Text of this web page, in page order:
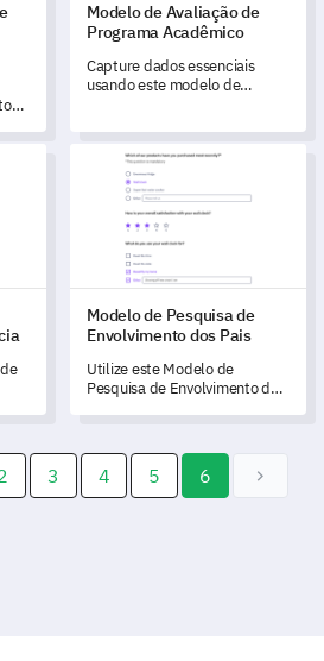
Modelo de Avaliação de
Programa Acadêmico
Capture dados essenciais
usando este modelo de
medir a satisfação das partes
interessadas e identificar
áreas de melhoria.
Aprendizagem a Distância
Modelo de Pesquisa de
Modelo de Pesquisa de
Envolvimento dos Pais
Utilize este Modelo de
Pesquisa de Envolvimento dos
aprendizado de seus filhos.
3 4 5 6